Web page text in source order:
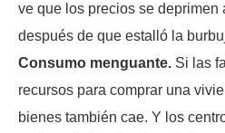
ve que los precios se deprimen
después de que estalló la
Consumo menguante. Si las
recursos para comprar una
bienes también cae. Y los